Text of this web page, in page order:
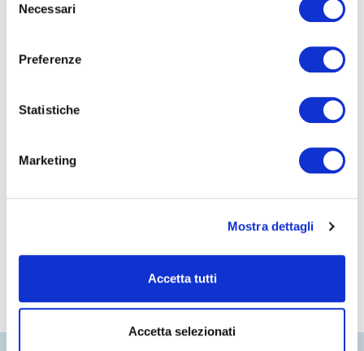
delNecessari
Preferenze
Statistiche
Marketing
Mostra dettagli
Accetta tutti
Accetta selezionati
NOTE: solo prima e seconda
File allegati
Scheda insegnanti "Dal piccolo al piccolissimo"
Cellula animale o vegetale?
Cambiamenti climatici